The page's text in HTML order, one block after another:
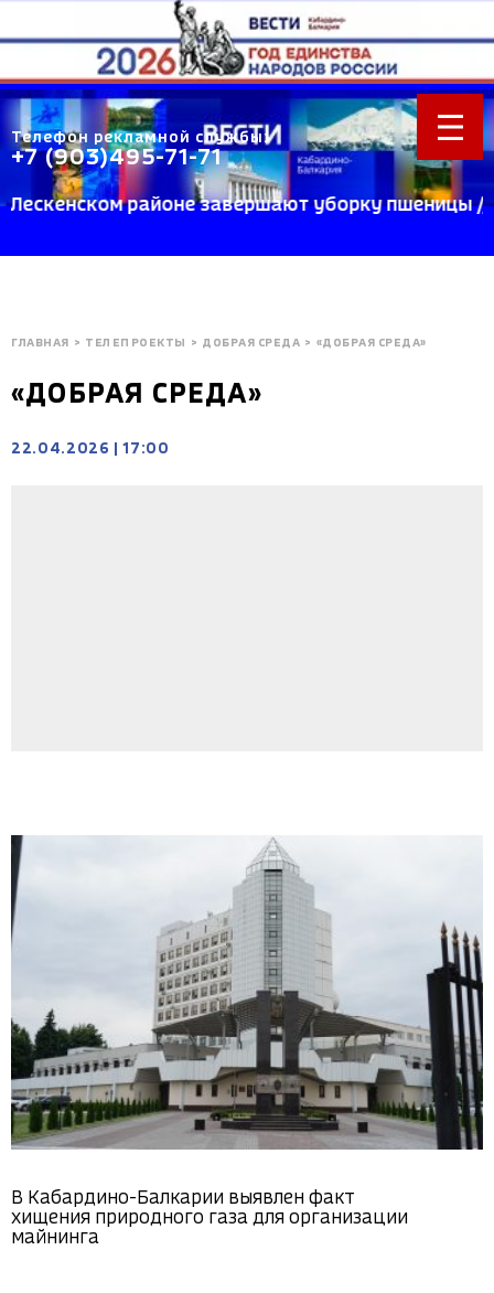
Телефон рекламной службы:
+7 (903)495-71-71
районе завершают уборку пшеницы //
ГЛАВНАЯ > ТЕЛЕПРОЕКТЫ > ДОБРАЯ СРЕДА > «ДОБРАЯ СРЕДА»
«ДОБРАЯ СРЕДА»
22.04.2026 17:00
В Кабардино-Балкарии выявлен факт
хищения природного газа для организации
майнинга